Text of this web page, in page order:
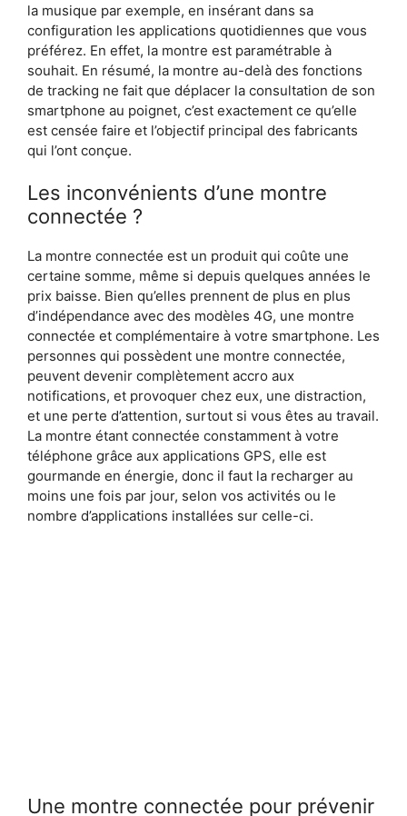
la musique par exemple, en insérant dans sa
configuration les applications quotidiennes que vous
préférez. En effet, la montre est paramétrable à
souhait. En résumé, la montre au-delà des fonctions
de tracking ne fait que déplacer la consultation de son
smartphone au poignet, c’est exactement ce qu’elle
est censée faire et l’objectif principal des fabricants
qui l’ont conçue.
Les inconvénients d’une montre
connectée ?
La montre connectée est un produit qui coûte une
certaine somme, même si depuis quelques années le
prix baisse. Bien qu’elles prennent de plus en plus
d’indépendance avec des modèles 4G, une montre
connectée et complémentaire à votre smartphone. Les
personnes qui possèdent une montre connectée,
peuvent devenir complètement accro aux
notifications, et provoquer chez eux, une distraction,
et une perte d’attention, surtout si vous êtes au travail.
La montre étant connectée constamment à votre
téléphone grâce aux applications GPS, elle est
gourmande en énergie, donc il faut la recharger au
moins une fois par jour, selon vos activités ou le
nombre d’applications installées sur celle-ci.
Une montre connectée pour prévenir